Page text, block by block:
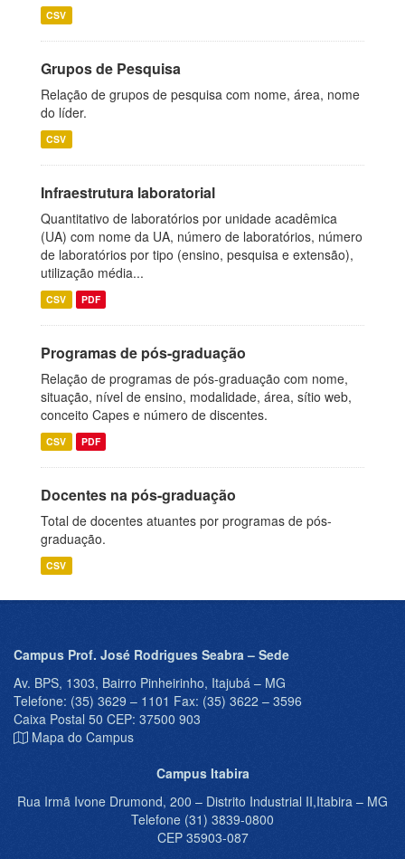
CSV
Grupos de Pesquisa
Relação de grupos de pesquisa com nome, área, nome
do líder.
CSV
Infraestrutura laboratorial
Quantitativo de laboratórios por unidade acadêmica
(UA) com nome da UA, número de laboratórios, número
de laboratórios por tipo (ensino, pesquisa e extensão),
utilização média...
CSV PDF
Programas de pós-graduação
Relação de programas de pós-graduação com nome,
situação, nível de ensino, modalidade, área, sítio web,
conceito Capes e número de discentes.
CSV PDF
Docentes na pós-graduação
Total de docentes atuantes por programas de pós-
graduação.
CSV
Campus Prof. José Rodrigues Seabra – Sede
Av. BPS, 1303, Bairro Pinheirinho, Itajubá – MG
Telefone: (35) 3629 – 1101 Fax: (35) 3622 – 3596
Caixa Postal 50 CEP: 37500 903
Mapa do Campus
Campus Itabira
Rua Irmã Ivone Drumond, 200 – Distrito Industrial II,Itabira – MG
Telefone (31) 3839-0800
CEP 35903-087